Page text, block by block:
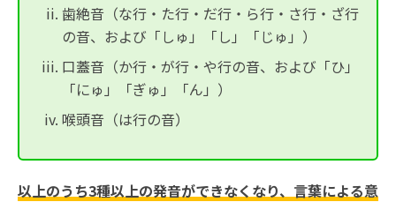
歯絶音（な行・た行・だ行・ら行・さ行・ざ行
の音、および「しゅ」「し」「じゅ」）
口蓋音（か行・が行・や行の音、および「ひ」
「にゅ」「ぎゅ」「ん」）
喉頭音（は行の音）
以上のうち3種以上の発音ができなくなり、言葉による意